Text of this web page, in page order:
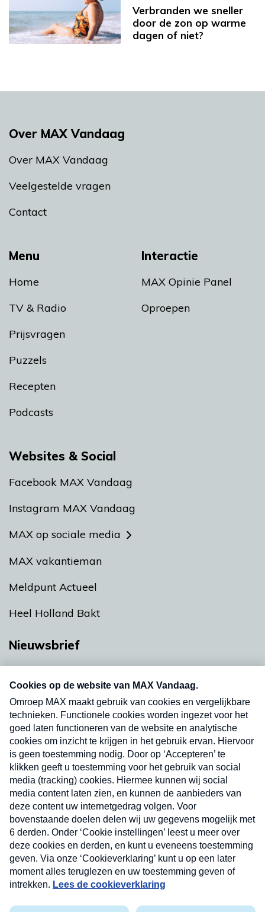
Verbranden we sneller
door de zon op warme
dagen of niet?
Menu
Home
TV & Radio
Prijsvragen
Puzzels
Recepten
Podcasts
Interactie
MAX Opinie Panel
Oproepen
Over MAX Vandaag
Over MAX Vandaag
Veelgestelde vragen
Contact
Websites & Social
Facebook MAX Vandaag
Instagram MAX Vandaag
MAX op sociale media
MAX vakantieman
Meldpunt Actueel
Heel Holland Bakt
Nieuwsbrief
nieuwsbrief. Elke vrijdag- en dinsdagochtend in
uw mailbox.
Verzend
Nieuwsbrief
Neem hier een gratis abonnement op onze
nieuwsbrief. Elke vrijdag- en dinsdagochtend in uw